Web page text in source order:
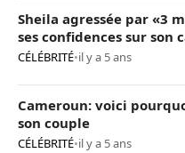
Sheila agressée par «3
ses confidences sur son
CÉLÉBRITÉ•il y a 5 ans
Cameroun: voici
son couple
CÉLÉBRITÉ•il y a 5 ans